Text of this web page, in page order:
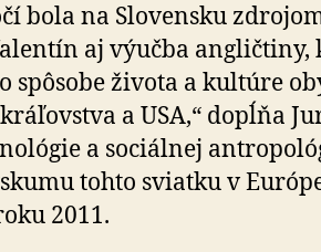
bola na Slovensku
aj výučba angličtiny,
spôsobe života a kultúre
a USA,“ dopĺňa
a sociálnej
tohto sviatku v
2011.